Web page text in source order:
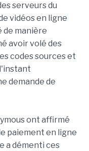
serveurs du
vidéos en ligne
de manière
avoir volé des
codes sources et
demande de
ont affirmé
paiement en ligne
a démenti ces